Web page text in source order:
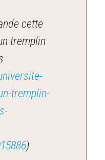
cette
tremplin
tremplin-
).